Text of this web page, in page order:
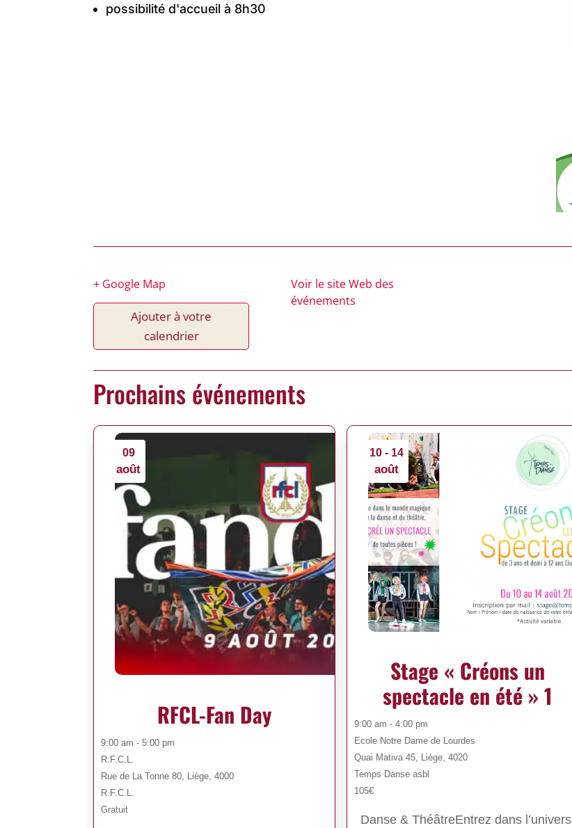
possibilité d'accueil à 8h30
+ Google Map
Ajouter à votre
calendrier
Voir le site Web des
événements
Prochains événements
09
août
RFCL-Fan Day
9:00 am - 5:00 pm
R.F.C.L.
Rue de La Tonne 80, Liège, 4000
R.F.C.L.
Gratuit
10 - 14
août
Stage « Créons un
spectacle en été » 1
9:00 am - 4:00 pm
Ecole Notre Dame de Lourdes
Quai Mativa 45, Liège, 4020
Temps Danse asbl
105€
Danse & ThéâtreEntrez dans l’univers